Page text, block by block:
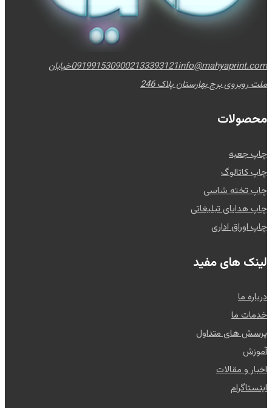
0919915309002133393121info@mahyaprint.com
خیابان
ملت روبروی برج بهارستان پلاک 246
محصولات
چاپ جعبه
چاپ کاتالوگ
چاپ تخته شاسی
چاپ هدایای تبلیغاتی
چاپ اوراق اداری
لینک های مفید
درباره ما
خدمات ما
پرسش های متداول
آموزش
اخبار و مقالات
اینستاگرام